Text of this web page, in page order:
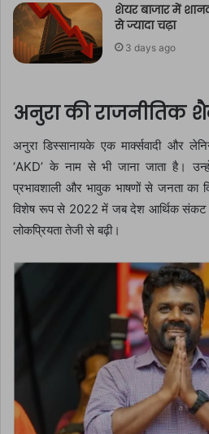
शेयर बाजार में
से ज्यादा चढ़ा
3 days ago
अनुरा की राजनीतिक
अनुरा डिस्सानायके एक मार्क्सवादी और
‘AKD’ के नाम से भी जाना जाता है।
प्रभावशाली और भावुक भाषणों से जनता का
विशेष रूप से 2022 में जब देश आर्थिक संकट
लोकप्रियता तेजी से बढ़ी।